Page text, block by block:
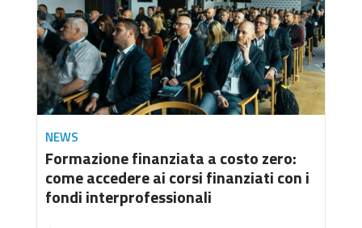
NEWS
Formazione finanziata a costo zero:
come accedere ai corsi finanziati con i
fondi interprofessionali